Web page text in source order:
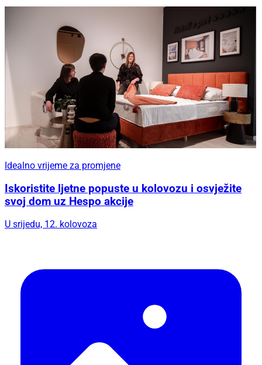
Idealno vrijeme za promjene
Iskoristite ljetne popuste u kolovozu i osvježite
svoj dom uz Hespo akcije
U srijedu, 12. kolovoza